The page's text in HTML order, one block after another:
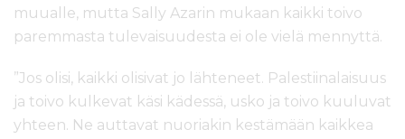
muualle, mutta Sally Azarin mukaan kaikki toivo
paremmasta tulevaisuudesta ei ole vielä mennyttä.
”Jos olisi, kaikki olisivat jo lähteneet. Palestiinalaisuus
ja toivo kulkevat käsi kädessä, usko ja toivo kuuluvat
yhteen. Ne auttavat nuoriakin kestämään kaikkea